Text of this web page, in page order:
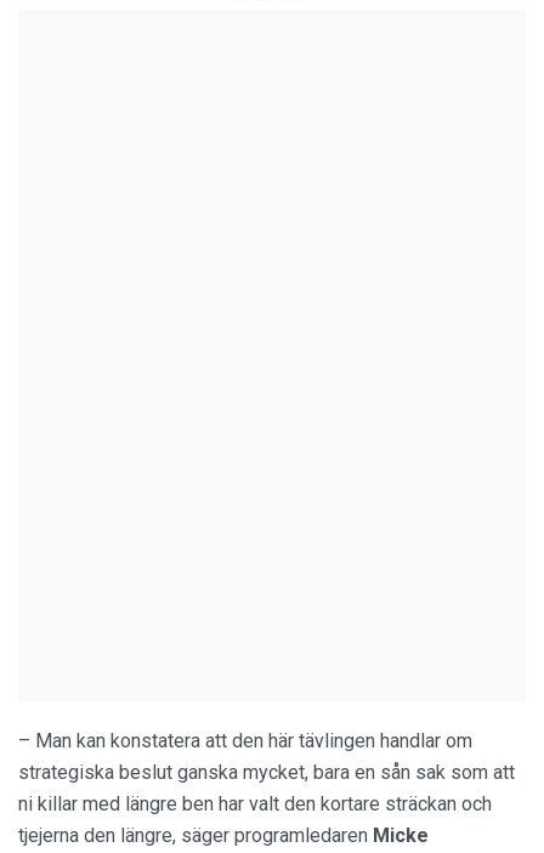
– Man kan konstatera att den här tävlingen handlar om
strategiska beslut ganska mycket, bara en sån sak som att
ni killar med längre ben har valt den kortare sträckan och
tjejerna den längre, säger programledaren Micke